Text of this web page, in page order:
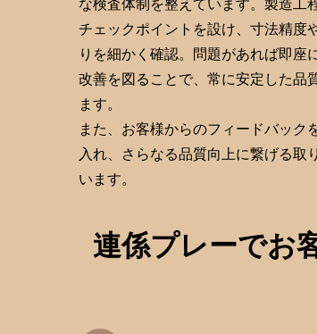
な検査体制を整えています。製造工
チェックポイントを設け、寸法精度
りを細かく確認。問題があれば即座
改善を図ることで、常に安定した品
ます。
また、お客様からのフィードバック
入れ、さらなる品質向上に繋げる取
います。
連係プレーでお